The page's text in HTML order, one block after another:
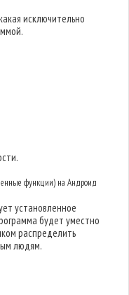
исключительно
функции) на Андроид
установленное
будет уместно
распределить
людям.